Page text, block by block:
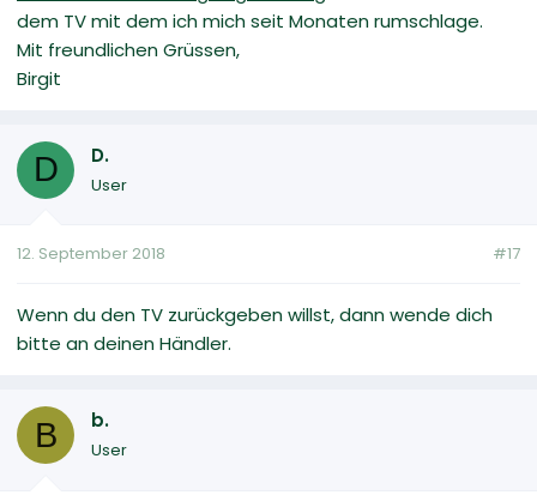
dem TV mit dem ich mich seit Monaten rumschlage.
Mit freundlichen Grüssen,
Birgit
D D.
User
12. September 2018 #17
Wenn du den TV zurückgeben willst, dann wende dich
bitte an deinen Händler.
B b.
User